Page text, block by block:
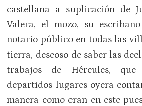
castellana a suplicación de
Valera, el mozo, su
notario público en todas las
tierra, deseoso de saber las
trabajos de Hércules,
departidos lugares oyera
manera como eran en este